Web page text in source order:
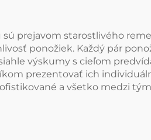
prejavom starostlivého
ponožiek. Každý pár
výskumy s cieľom
prezentovať ich
a všetko medzi